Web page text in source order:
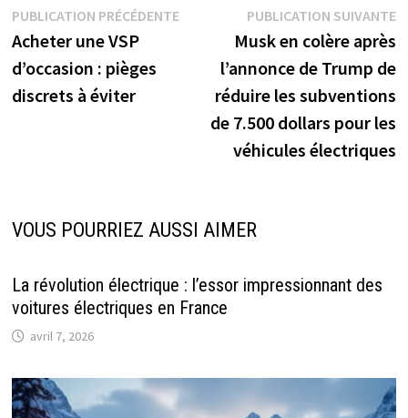
Navigation
de
l’article
PUBLICATION PRÉCÉDENTEPublication
précédente :
Acheter une VSP
d’occasion : pièges
discrets à éviter
PUBLICATION SUIVANTE
Musk en colère après
l’annonce de Trump de
réduire les subventions
de 7.500 dollars pour les
véhicules électriques
VOUS POURRIEZ AUSSI AIMER
La révolution électrique : l’essor impressionnant des
voitures électriques en France
avril 7, 2026